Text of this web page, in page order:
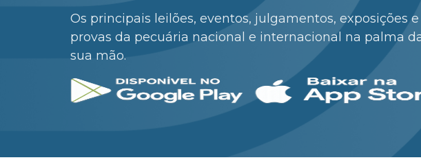
Os principais leilões, eventos, julgamentos, exposições e
provas da pecuária nacional e internacional na palma
sua mão.